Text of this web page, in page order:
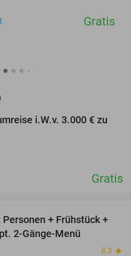
Gratis
i.W.v. 3.000 € zu
Gratis
41%
+ Frühstück +
2-Gänge-Menü
8.3 star